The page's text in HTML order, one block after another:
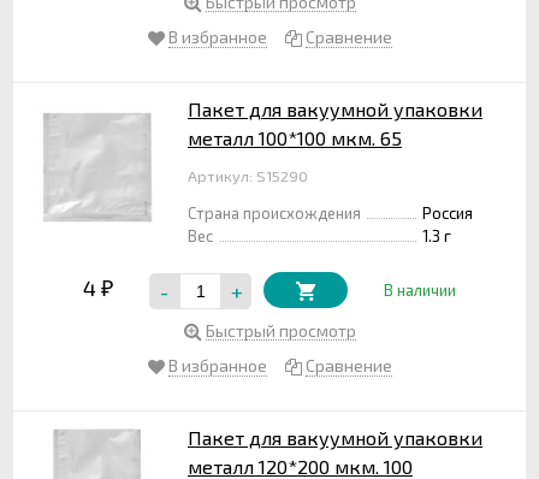
В избранное
Сравнение
Пакет для вакуумной упаковки
металл 100*100 мкм. 65
Артикул: S15290
Страна происхождения
Россия
Вес
1.3 г
4 ₽ - + В наличии
Быстрый просмотр
В избранное
Сравнение
Пакет для вакуумной упаковки
металл 120*200 мкм. 100